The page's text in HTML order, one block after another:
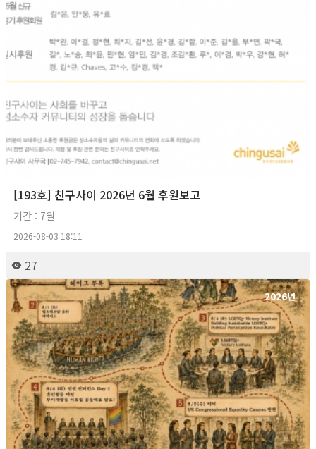
[193호] 친구사이 2026년 6월 후원보고
기간 : 7월
2026-08-03 18:11
27
2026년